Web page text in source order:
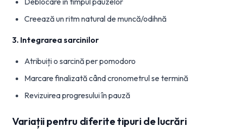
Creează un ritm natural de muncă/odihnă
3. Integrarea sarcinilor
Atribuiți o sarcină per pomodoro
Marcare finalizată când cronometrul se termină
Revizuirea progresului în pauză
Variații pentru diferite tipuri de lucrări